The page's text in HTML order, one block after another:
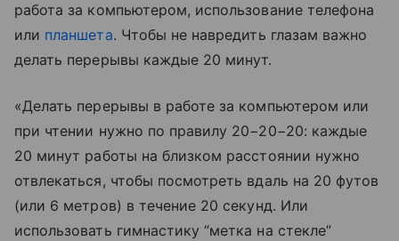
работа за компьютером, использование телефона
или планшета. Чтобы не навредить глазам важно
делать перерывы каждые 20 минут.
«Делать перерывы в работе за компьютером или
при чтении нужно по правилу 20−20−20: каждые
20 минут работы на близком расстоянии нужно
отвлекаться, чтобы посмотреть вдаль на 20 футов
(или 6 метров) в течение 20 секунд. Или
использовать гимнастику “метка на стекле”